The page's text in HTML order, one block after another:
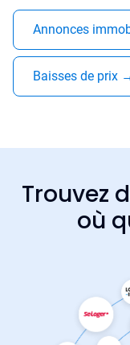
Annonces
Baisses de prix
Trouvez
où